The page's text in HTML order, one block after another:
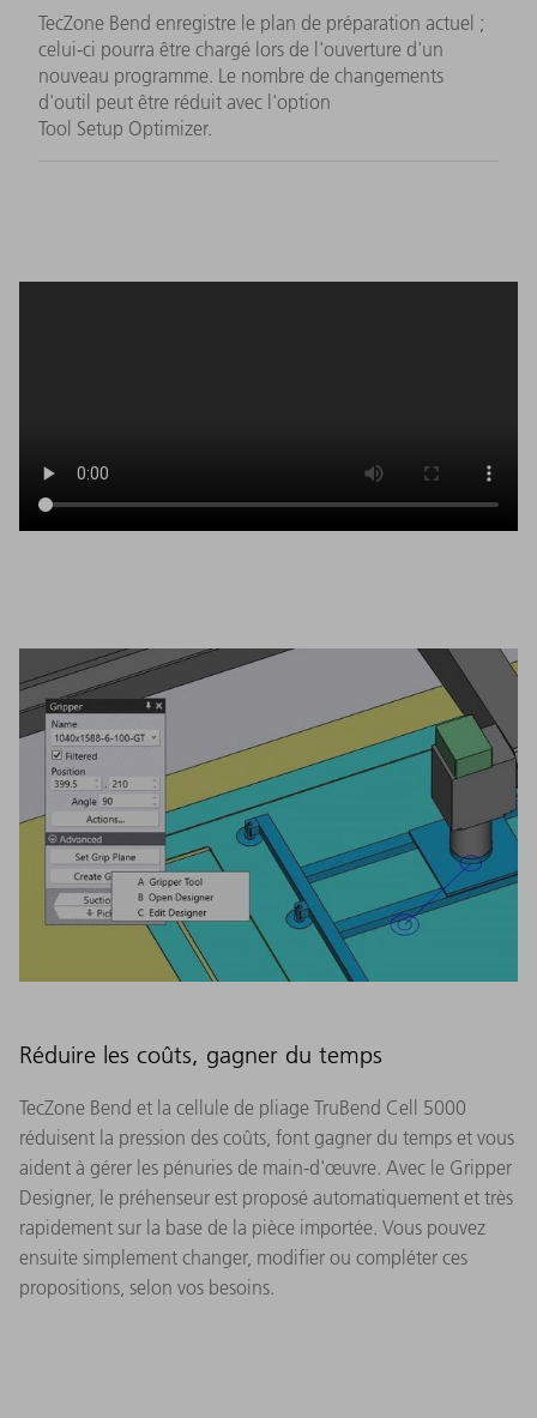
TecZone Bend enregistre le plan de préparation actuel ;
celui-ci pourra être chargé lors de l'ouverture d'un
nouveau programme. Le nombre de changements
d'outil peut être réduit avec l'option
Tool Setup Optimizer.
Réduire les coûts, gagner du temps
TecZone Bend et la cellule de pliage TruBend Cell 5000
réduisent la pression des coûts, font gagner du temps et vous
aident à gérer les pénuries de main-d'œuvre. Avec le Gripper
Designer, le préhenseur est proposé automatiquement et très
rapidement sur la base de la pièce importée. Vous pouvez
ensuite simplement changer, modifier ou compléter ces
propositions, selon vos besoins.